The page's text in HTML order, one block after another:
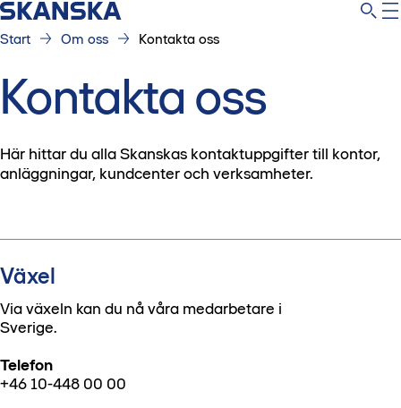
Start Om oss Kontakta oss
Kontakta oss
Här hittar du alla Skanskas kontaktuppgifter till kontor,
anläggningar, kundcenter och verksamheter.
Växel
Via växeln kan du nå våra medarbetare i
Sverige.
Telefon
+46 10-448 00 00